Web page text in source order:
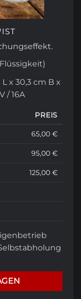
Flüssigkeit)
x 30,3 cm B x
/ 16A
PREIS
65,00 €
95,00 €
125,00 €